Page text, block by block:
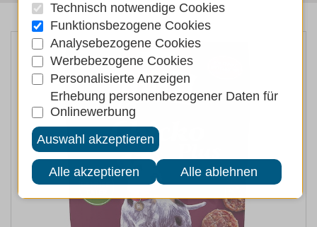
Technisch notwendige Cookies
Funktionsbezogene Cookies
Analysebezogene Cookies
Werbebezogene Cookies
Personalisierte Anzeigen
Erhebung personenbezogener Daten für
Onlinewerbung